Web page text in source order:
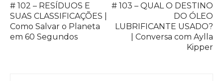
# 102 – RESÍDUOS E
SUAS CLASSIFICAÇÕES |
Como Salvar o Planeta
em 60 Segundos
# 103 – QUAL O DESTINO
DO ÓLEO
LUBRIFICANTE USADO?
| Conversa com Aylla
Kipper